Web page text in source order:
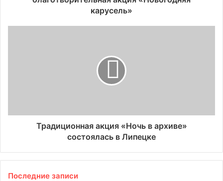
карусель»
Традиционная акция «Ночь в архиве»
состоялась в Липецке
Последние записи